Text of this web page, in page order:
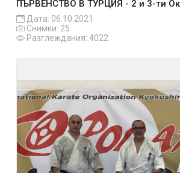
ПЪРВЕНСТВО В ТУРЦИЯ - 2 и 3-ти
Дата: 06.10.2021
Снимки: 25
Разглеждания: 4022